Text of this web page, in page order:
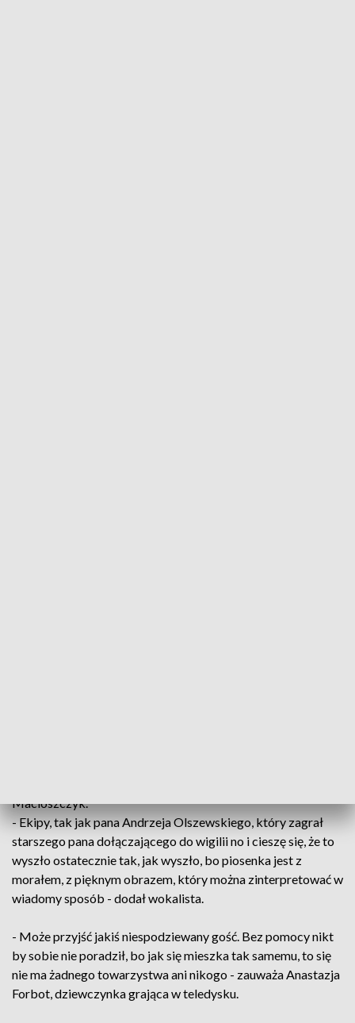
Macioszczyk.
- Ekipy, tak jak pana Andrzeja Olszewskiego, który zagrał
starszego pana dołączającego do wigilii no i cieszę się, że to
wyszło ostatecznie tak, jak wyszło, bo piosenka jest z
morałem, z pięknym obrazem, który można zinterpretować w
wiadomy sposób - dodał wokalista.
- Może przyjść jakiś niespodziewany gość. Bez pomocy nikt
by sobie nie poradził, bo jak się mieszka tak samemu, to się
nie ma żadnego towarzystwa ani nikogo - zauważa Anastazja
Forbot, dziewczynka grająca w teledysku.